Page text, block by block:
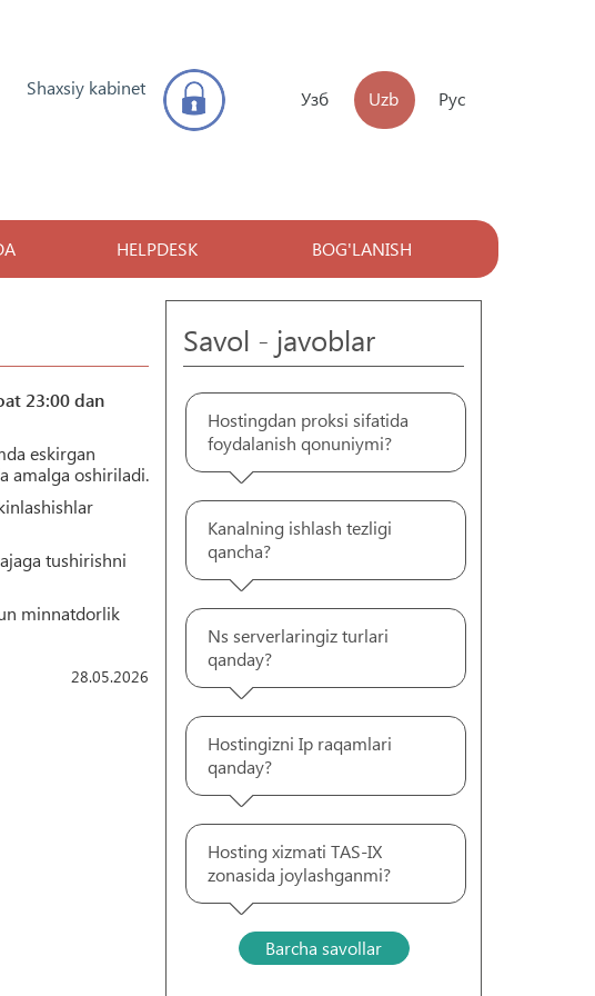
HELPDESK BOG'LANISH
Узб Uzb Рус
Shaxsiy kabinet
23:00 dan
eskirgan
amalga oshiriladi.
tushirishni
minnatdorlik
28.05.2026
Savol - javoblar
Hostingdan proksi sifatida
foydalanish qonuniymi?
Kanalning ishlash tezligi
qancha?
Ns serverlaringiz turlari
qanday?
Hostingizni Ip raqamlari
qanday?
Hosting xizmati TAS-IX
zonasida joylashganmi?
Barcha savollar